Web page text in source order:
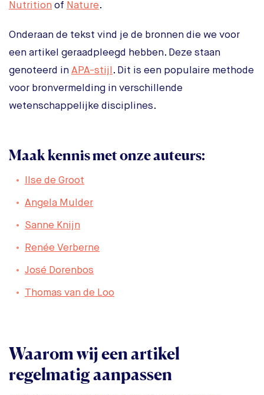
Nutrition of Nature.
Onderaan de tekst vind je de bronnen die we voor
een artikel geraadpleegd hebben. Deze staan
genoteerd in APA-stijl . Dit is een populaire methode
voor bronvermelding in verschillende
wetenschappelijke disciplines.
Maak kennis met onze auteurs:
Ilse de Groot
Angela Mulder
Sanne Knijn
Renée Verberne
José Dorenbos
Thomas van de Loo
Waarom wij een artikel
regelmatig aanpassen